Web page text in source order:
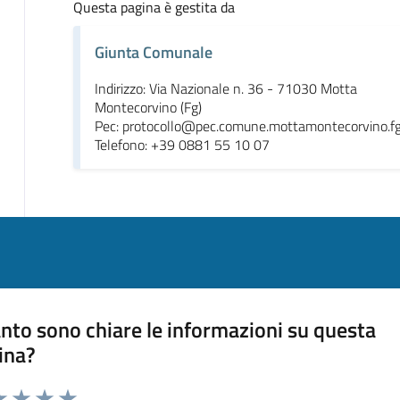
Questa pagina è gestita da
Giunta Comunale
Indirizzo: Via Nazionale n. 36 - 71030 Motta
Montecorvino (Fg)
Pec:
Telefono: +39 0881 55 10 07
sono chiare le informazioni su questa
1 a 5 stelle la pagina